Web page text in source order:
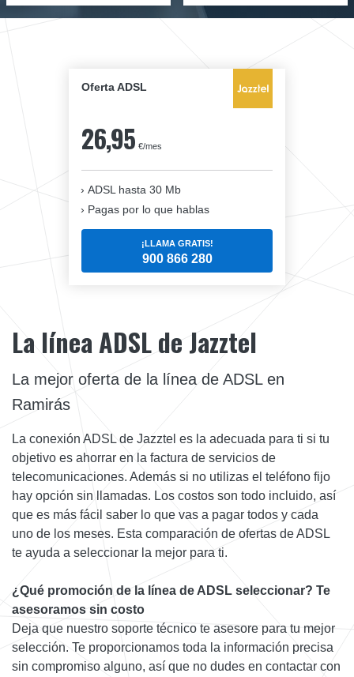
Oferta ADSL
26,95 €/mes
ADSL hasta 30 Mb
Pagas por lo que hablas
¡LLAMA GRATIS!
900 866 280
La línea ADSL de Jazztel
La mejor oferta de la línea de ADSL en
Ramirás
La conexión ADSL de Jazztel es la adecuada para ti si tu
objetivo es ahorrar en la factura de servicios de
telecomunicaciones. Además si no utilizas el teléfono fijo
hay opción sin llamadas. Los costos son todo incluido, así
que es más fácil saber lo que vas a pagar todos y cada
uno de los meses. Esta comparación de ofertas de ADSL
te ayuda a seleccionar la mejor para ti.
¿Qué promoción de la línea de ADSL seleccionar? Te
asesoramos sin costo
Deja que nuestro soporte técnico te asesore para tu mejor
selección. Te proporcionamos toda la información precisa
sin compromiso alguno, así que no dudes en contactar con